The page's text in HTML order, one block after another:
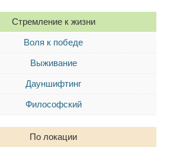
Стремление к жизни
Воля к победе
Выживание
Дауншифтинг
Философский
По локации